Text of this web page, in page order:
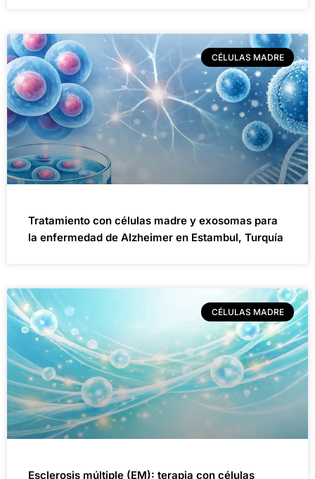
CÉLULAS MADRE
Tratamiento con células madre y exosomas para
la enfermedad de Alzheimer en Estambul, Turquía
CÉLULAS MADRE
Esclerosis múltiple (EM): terapia con células